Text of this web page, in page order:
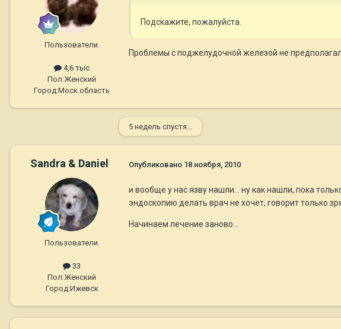
Пользователи.
4,6 тыс
Пол:Женский
Город:Моск.область
Подскажите, пожалуйста.
Проблемы с поджелудочной железой не
5 недель спустя...
Sandra & Daniel
Пользователи.
33
Пол:Женский
Город:Ижевск
Опубликовано 18 ноября, 2010
и вообще у нас язву нашли... ну как нашли, пока
эндоскопию делать врач не хочет, говорит только
Начинаем лечение заново...